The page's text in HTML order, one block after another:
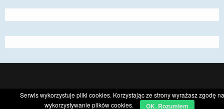
CyberChimps ©2026
Serwis wykorzystuje pliki cookies. Korzystając ze strony wyrażasz zgodę na
wykorzystywanie plików cookies.
OK. Rozumiem